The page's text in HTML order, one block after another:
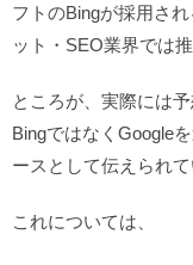
フトのBingが採用さ
ット・SEO業界では
ところが、実際には
BingではなくGoogle
ースとして伝えられて
これについては、